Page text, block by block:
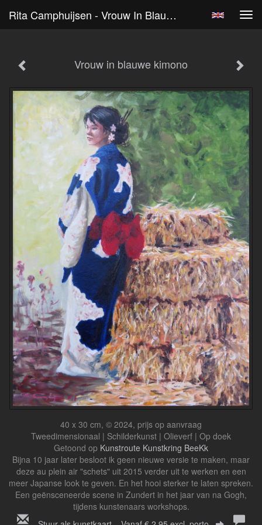
Rita Camphuijsen - Vrouw In Blauwe Kimono
Vrouw in blauwe kimono
40 x 30 cm, © 2024, prijs op aanvraag
Tweedimensionaal | Schilderkunst | Olieverf | Op doek
Getoond op Kunstroute Kunstkring BeeKk
Bijna 10 jaar later besloot ik geen nieuwe versie te maken, maar
deze au plein air "schets" uit 2015 verder uit te werken en een
meer Japanse look te geven. En het hooi sterker te laten spreken.
Een geënsceneerde scene in Zundert in het jaar van na Gogh,
tijdens kunstenaars workshops.